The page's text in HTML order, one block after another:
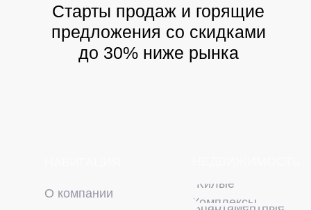
О компании
Апартаментные
Жилые
Комплексы
Старты продаж и горящие
предложения со скидками
до 30% ниже рынка